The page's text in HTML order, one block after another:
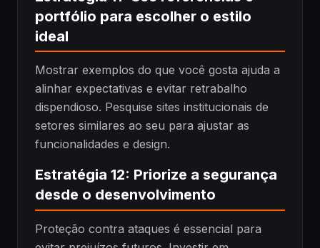
portfólio para escolher o estilo
ideal
Mostrar exemplos do que você gosta ajuda a
alinhar expectativas e evitar retrabalho
dispendioso. Pesquise sites institucionais de
setores similares ao seu para ajustar as
funcionalidades e design.
Estratégia 12: Priorize a segurança
desde o desenvolvimento
Proteção contra ataques é essencial para